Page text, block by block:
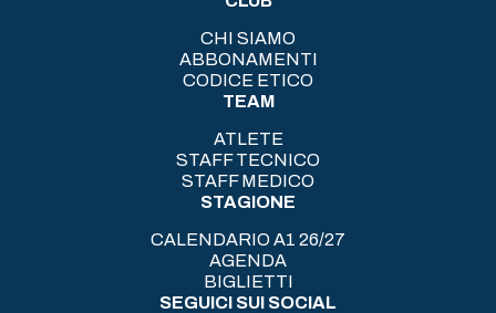
CHI SIAMO
ABBONAMENTI
CODICE ETICO
TEAM
ATLETE
STAFF TECNICO
STAFF MEDICO
STAGIONE
CALENDARIO A1 26/27
AGENDA
BIGLIETTI
SEGUICI SUI SOCIAL